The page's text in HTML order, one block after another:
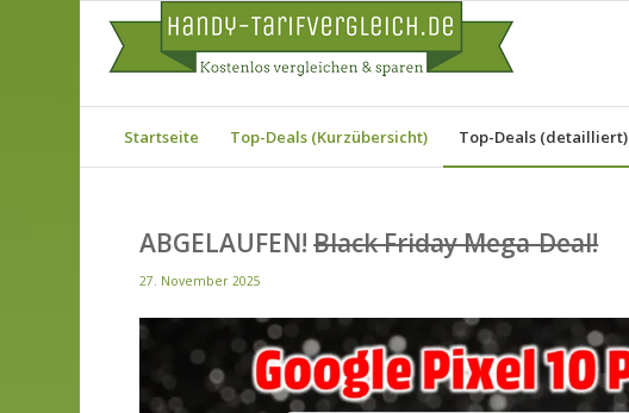
Startseite Top-Deals (Kurzübersicht) Top-Deals (detailliert)
ABGELAUFEN!Black Friday Mega-Deal!
27. November 2025